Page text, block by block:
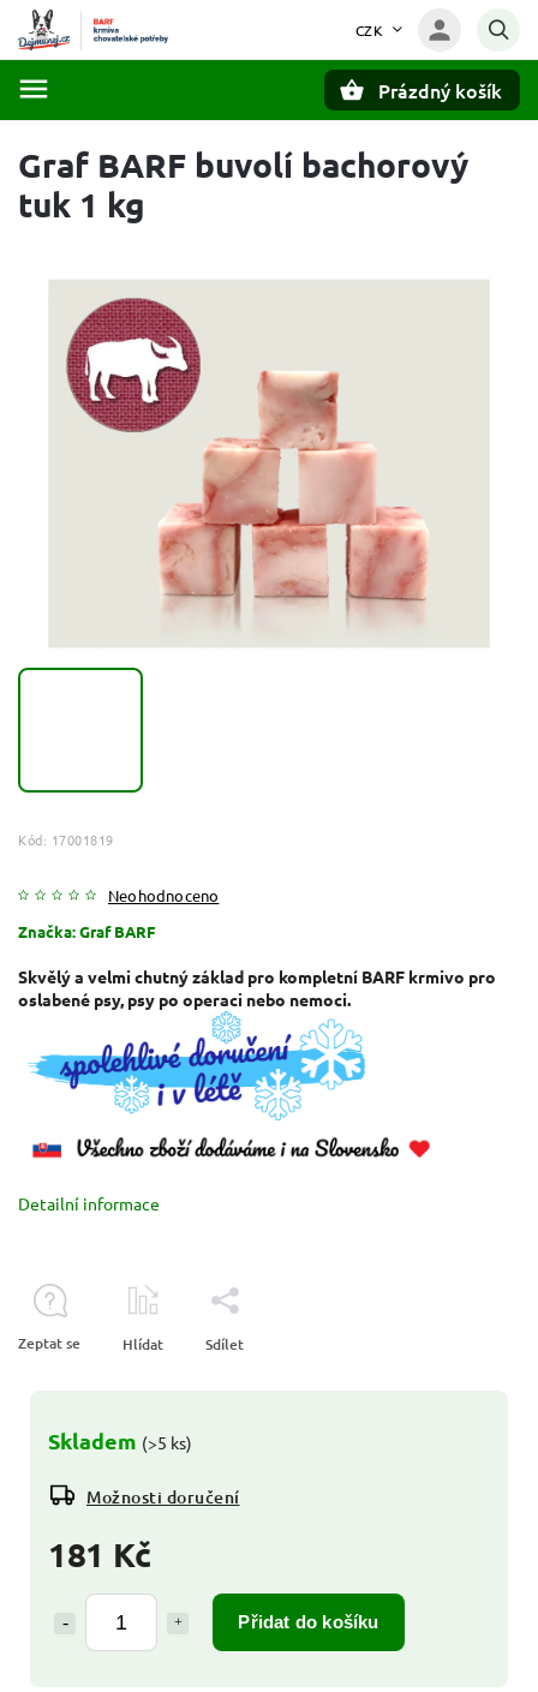
CZK
Prázdný košík
Graf BARF buvolí bachorový
tuk 1 kg
Kód: 17001819
Neohodnoceno
Značka:Graf BARF
181 Kč
Přidat do košíku
Skladem (>5 ks)
Možnosti doručení
Skvělý a velmi chutný základ pro kompletní BARF krmivo pro
oslabené psy, psy po operaci nebo nemoci.
Detailní informace
Zeptat se Hlídat Sdílet